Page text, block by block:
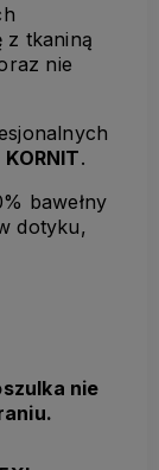
z tkaniną
nie
KORNIT.
bawełny
dotyku,
nie